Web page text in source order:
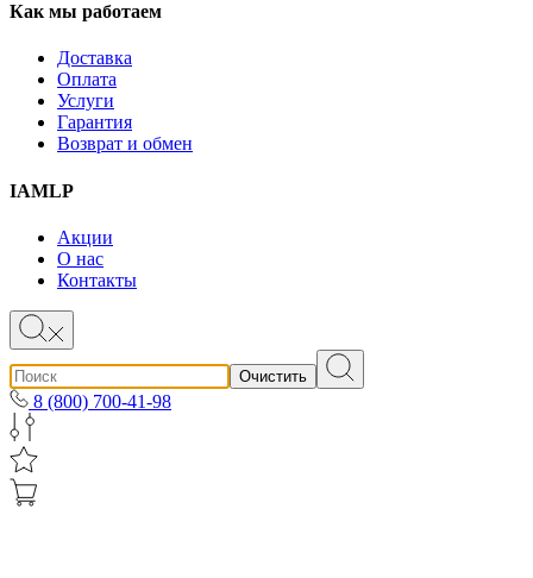
Как мы работаем
Доставка
Оплата
Услуги
Гарантия
Возврат и обмен
IAMLP
Акции
О нас
Контакты
Очистить
8 (800) 700-41-98